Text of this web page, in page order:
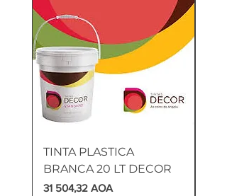
TINTA PLASTICA
BRANCA 20 LT DECOR
Preço
31 504,32 AOA